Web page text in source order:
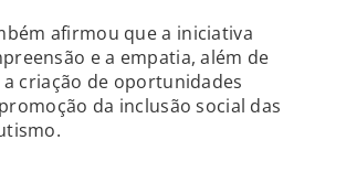
afirmou que a iniciativa
e a empatia, além de
criação de oportunidades
da inclusão social das